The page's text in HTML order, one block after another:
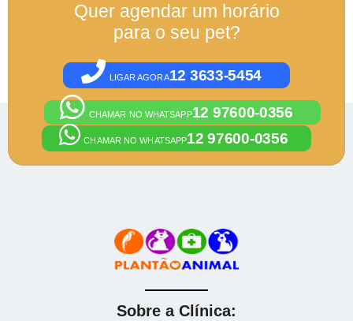
Quer agendar um horário
para o seu pet?
LIGAR AGORA12 3633-5454
CHAMAR NO WHATSAPP12 97600-0356
CHAMAR NO WHATSAPP12 97600-0356
Sobre a Clínica: